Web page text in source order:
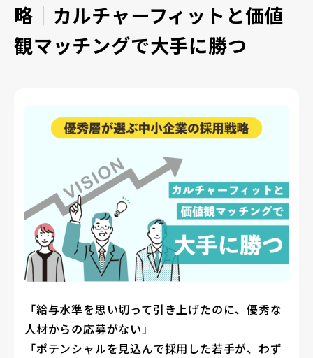
略｜カルチャーフィットと価値
観マッチングで大手に勝つ
「給与水準を思い切って引き上げたのに、優秀な
人材からの応募がない」
「ポテンシャルを見込んで採用した若手が、わず